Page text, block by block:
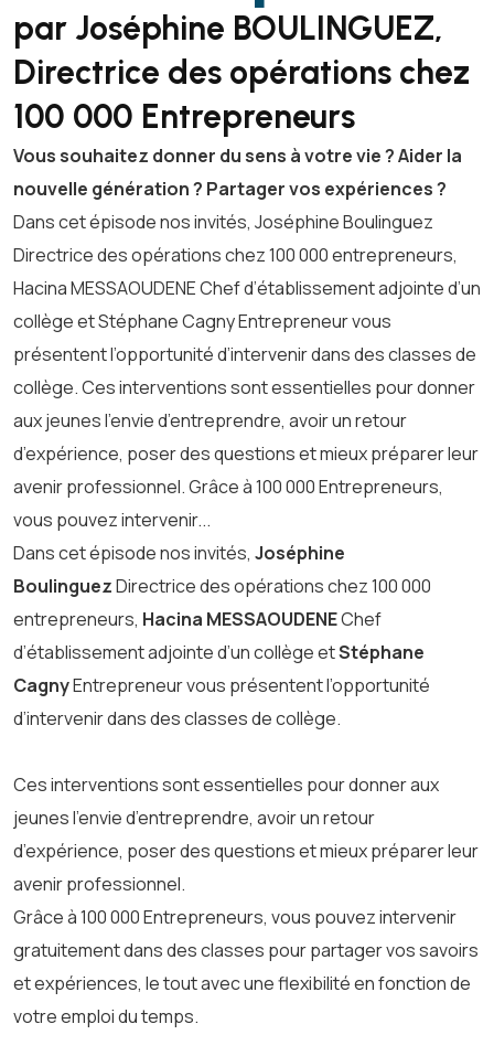
par Joséphine BOULINGUEZ,
Directrice des opérations chez
100 000 Entrepreneurs
Vous souhaitez donner du sens à votre vie ? Aider la
nouvelle génération ? Partager vos expériences ?
Dans cet épisode nos invités, Joséphine Boulinguez
Directrice des opérations chez 100 000 entrepreneurs,
Hacina MESSAOUDENE Chef d’établissement adjointe d’un
collège et Stéphane Cagny Entrepreneur vous
présentent l’opportunité d’intervenir dans des classes de
collège. Ces interventions sont essentielles pour donner
aux jeunes l’envie d’entreprendre, avoir un retour
d’expérience, poser des questions et mieux préparer leur
avenir professionnel. Grâce à 100 000 Entrepreneurs,
vous pouvez intervenir...
Dans cet épisode nos invités, Joséphine
BoulinguezDirectrice des opérations chez 100 000
entrepreneurs, Hacina MESSAOUDENEChef
d’établissement adjointe d’un collège etStéphane
CagnyEntrepreneur vous présentent l’opportunité
d’intervenir dans des classes de collège.
Ces interventions sont essentielles pour donner aux
jeunes l’envie d’entreprendre, avoir un retour
d’expérience, poser des questions et mieux préparer leur
avenir professionnel.
Grâce à 100 000 Entrepreneurs, vous pouvez intervenir
gratuitement dans des classes pour partager vos savoirs
et expériences, le tout avec une flexibilité en fonction de
votre emploi du temps.